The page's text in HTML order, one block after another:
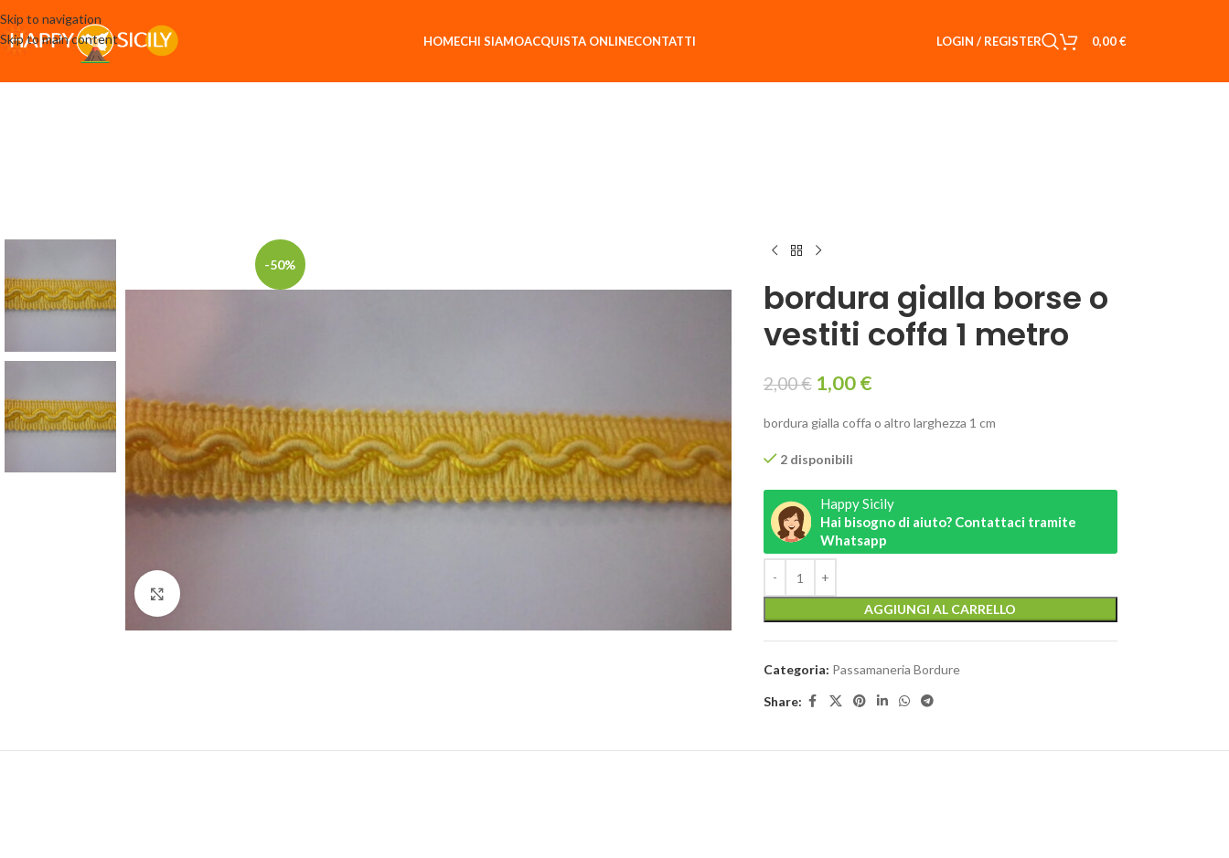
Skip to navigation
Skip to main content
HOMECHI SIAMOACQUISTA ONLINECONTATTI LOGIN / REGISTER 0,00€
-50%
bordura gialla borse o
vestiti coffa 1 metro
2,00€ 1,00€
bordura gialla coffa o altro larghezza 1 cm
2 disponibili
Happy Sicily
Hai bisogno di aiuto? Contattaci tramite
Whatsapp
AGGIUNGI AL CARRELLO
Categoria: Passamaneria Bordure
Share: